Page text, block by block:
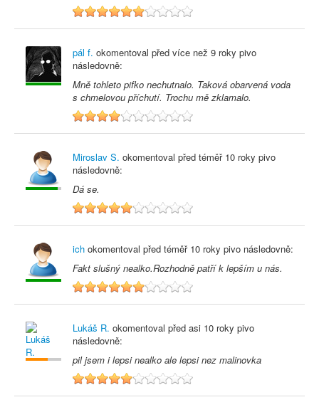
6
pál f. okomentoval před více než 9 roky pivo
následovně:
Mně tohleto pifko nechutnalo. Taková obarvená voda
s chmelovou příchutí. Trochu mě zklamalo.
4
Miroslav S. okomentoval před téměř 10 roky pivo
následovně:
Dá se.
5
ich okomentoval před téměř 10 roky pivo následovně:
Fakt slušný nealko.Rozhodně patří k lepším u nás.
6
Lukáš R. okomentoval před asi 10 roky pivo
následovně:
pil jsem i lepsi nealko ale lepsi nez malinovka
5